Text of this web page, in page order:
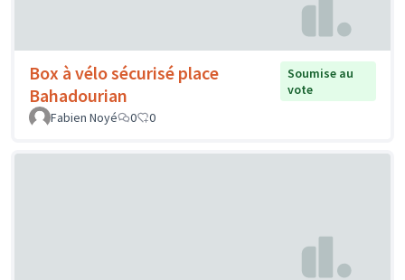
Box à vélo sécurisé place
Bahadourian
Soumise au
vote
Fabien Noyé
0 0